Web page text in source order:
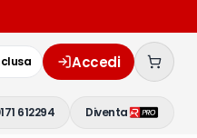
Accedi
612294 Diventa